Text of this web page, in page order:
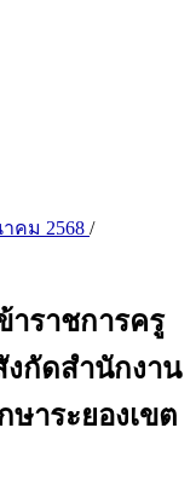
คม 2568 /
าราชการครู
งกัดสำนักงาน
าระยองเขต